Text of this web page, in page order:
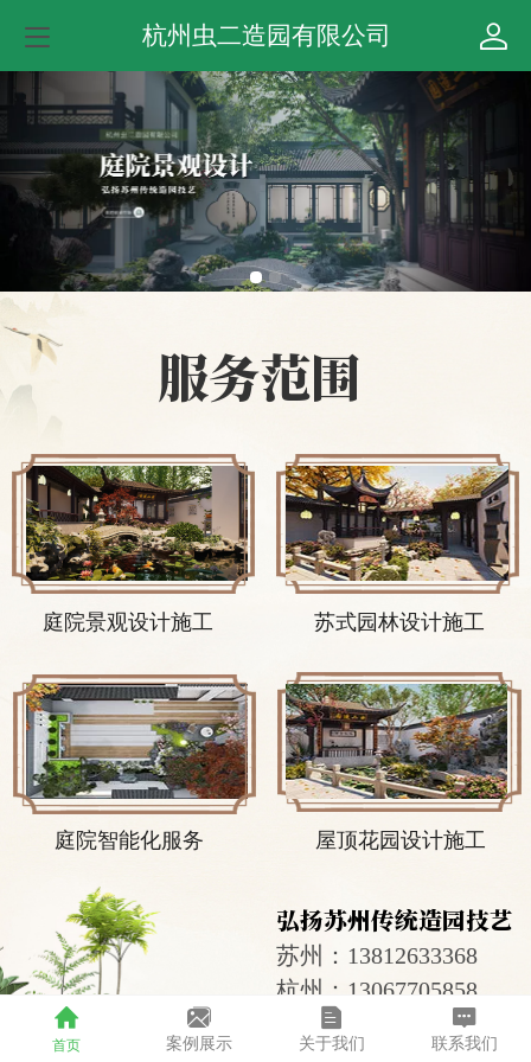
杭州虫二造园有限公司
服务范围
庭院景观设计施工 苏式园林设计施工
庭院智能化服务 屋顶花园设计施工
弘扬苏州传统造园技艺
苏州：13812633368
杭州：13067705858
首页 案例展示 关于我们 联系我们